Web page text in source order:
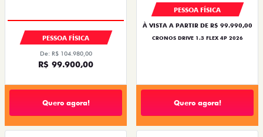
PESSOA FÍSICA
De: R$ 104.980,00
R$ 99.900,00
Quero agora!
PESSOA FÍSICA
À VISTA A PARTIR DE R$ 99.990,00
CRONOS DRIVE 1.3 FLEX 4P 2026
Quero agora!